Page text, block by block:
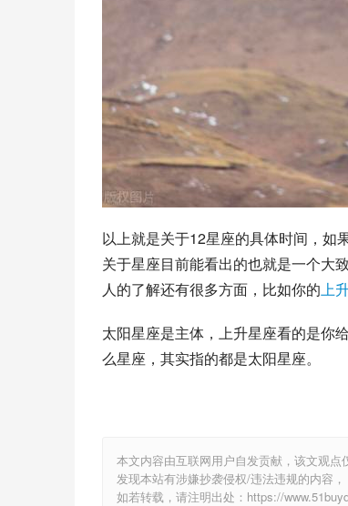
以上就是关于12星座的具体时间，如
关于星座目前能看出的也就是一个大
人的了解还有很多方面，比如你的上
太阳星座是主体，上升星座看的是你
么星座，其实指的都是太阳星座。
本文内容由互联网用户自发贡献，该文观
发现本站有涉嫌抄袭侵权/违法违规的内容
如若转载，请注明出处：https://